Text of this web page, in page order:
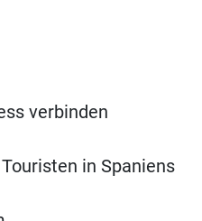
verbinden
in Spaniens